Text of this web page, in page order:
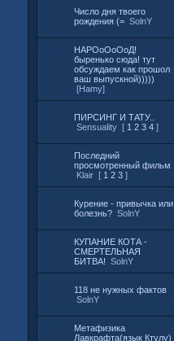
Число дня твоего
рождения (= SolnY
НАРОоОоОоД!
быренько сюда! тут
обсуждаем как прошол
ваш выпускной)))))
[Hamy]
ПИРСИНГ И ТАТУ..
Sensuality [ 1 2 3 4 ]
Последний
просмотренный фильм
Klair [ 1 2 3 ]
Курение - привычка или
болезнь? SolnY
КУПАНИЕ КОТА -
СМЕРТЕЛЬНАЯ
БИТВА! SolnY
118 не нужных фактов
SolnY
Метафизика
Лавкрафта(язык Ктулу)